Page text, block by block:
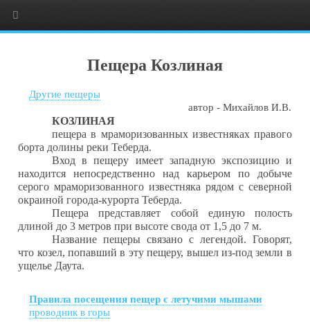
Пещера Козлиная
Другие пещеры
автор - Михайлов И.В.
КОЗЛИНАЯ
пещера в мраморизованных известняках правого
борта долины реки Теберда.
Вход в пещеру имеет западную экспозицию и
находится непосредственно над карьером по добыче
серого мраморизованного известняка рядом с северной
окраиной города-курорта Теберда.
Пещера представляет собой единую полость
длиной до 3 метров при высоте свода от 1,5 до 7 м.
Название пещеры связано с легендой. Говорят,
что козел, попавший в эту пещеру, вышел из-под земли в
ущелье Даута.
Правила посещения пещер с летучими мышами
проводник в горы